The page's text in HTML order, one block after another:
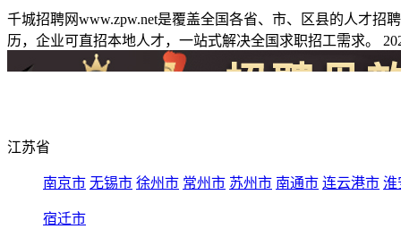
千城招聘网www.zpw.net是覆盖全国各省、市、区县的人才
历，企业可直招本地人才，一站式解决全国求职招工需求。
江苏省
南京市 无锡市 徐州市 常州市 苏州市 南通市 连云港市 淮
宿迁市